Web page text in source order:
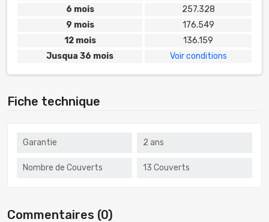
6 mois
257.328
9 mois
176.549
12 mois
136.159
Jusqua 36 mois
Voir conditions
Fiche technique
Garantie 2 ans
Nombre de Couverts 13 Couverts
Commentaires (0)